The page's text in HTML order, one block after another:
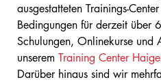
ausgestatteten Trainings-
Bedingungen für derzeit über
Schulungen, Onlinekurse und
unserem Training Center
Darüber hinaus sind wir